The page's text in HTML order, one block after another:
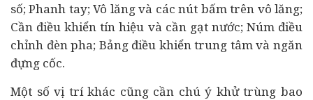
số; Phanh tay; Vô lăng và các nút bấm trên vô lăng;
Cần điều khiển tín hiệu và cần gạt nước; Núm điều
chỉnh đèn pha; Bảng điều khiển trung tâm và ngăn
đựng cốc.
Một số vị trí khác cũng cần chú ý khử trùng bao